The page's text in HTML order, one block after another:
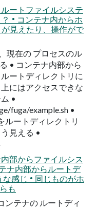
ートファイルシステ
• コンテナ内からホ
⾒えたり、操作がで
現在の プロセスのル
• コンテナ内部から
ートディレクトリに
にはアクセスできな
•
fuga/example.sh •
ルートディレクトリ
⾒える •
部からファイルシス
ナ内部からルートデ
感じ • 同じものがホ
も
ンテナの ルートディ